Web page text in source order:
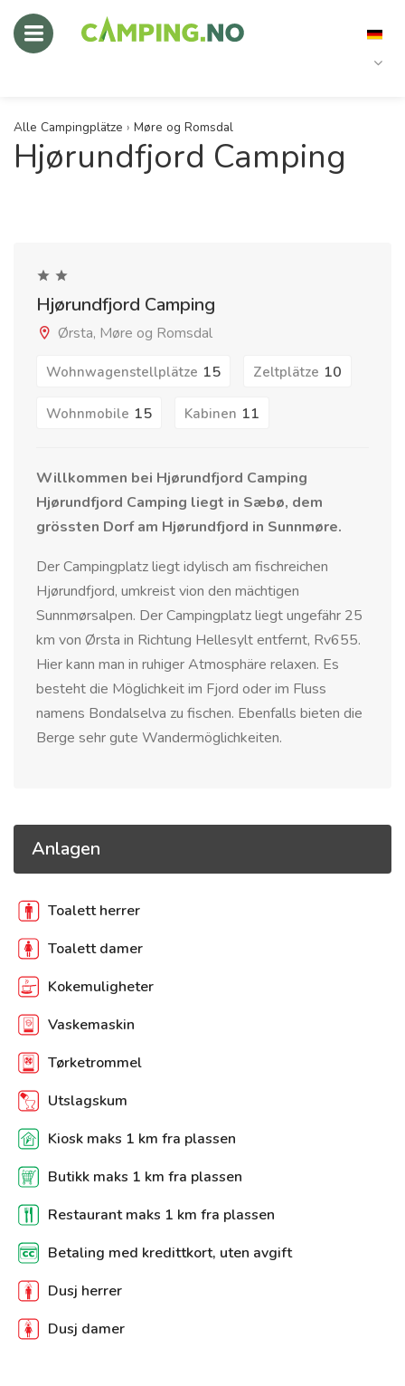
Alle Campingplätze › Møre og Romsdal
Hjørundfjord Camping
Hjørundfjord Camping
Ørsta, Møre og Romsdal
Wohnwagenstellplätze 15 Zeltplätze 10
Wohnmobile 15 Kabinen 11
Willkommen bei Hjørundfjord Camping
Hjørundfjord Camping liegt in Sæbø, dem
grössten Dorf am Hjørundfjord in Sunnmøre.
Der Campingplatz liegt idylisch am fischreichen
Hjørundfjord, umkreist vion den mächtigen
Sunnmørsalpen. Der Campingplatz liegt ungefähr 25
km von Ørsta in Richtung Hellesylt entfernt, Rv655.
Hier kann man in ruhiger Atmosphäre relaxen. Es
besteht die Möglichkeit im Fjord oder im Fluss
namens Bondalselva zu fischen. Ebenfalls bieten die
Berge sehr gute Wandermöglichkeiten.
Anlagen
Toalett herrer
Toalett damer
Kokemuligheter
Vaskemaskin
Tørketrommel
Utslagskum
Kiosk maks 1 km fra plassen
Butikk maks 1 km fra plassen
Restaurant maks 1 km fra plassen
Betaling med kredittkort, uten avgift
Dusj herrer
Dusj damer